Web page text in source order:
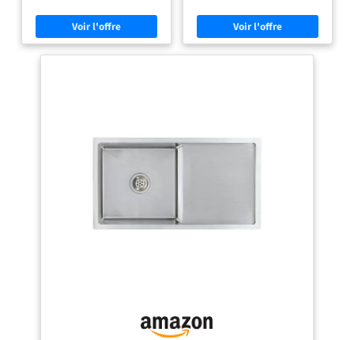
mm Type d'installation : surmonté
Montage à gauche / à droite
(entièrement réversible) Résistance
à la chaleur jusqu'à 280 ° C
d'insonorisation Sans plomb et
résistant à la corrosion Vidange
rapide avec le design à canal en X
Types d'installation : montage sous